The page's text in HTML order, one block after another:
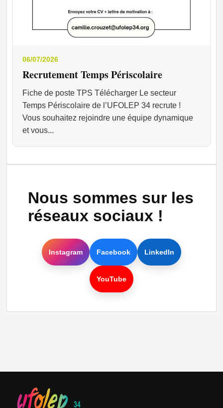
06/07/2026
Recrutement Temps Périscolaire
Fiche de poste TPS Télécharger Le secteur
Temps Périscolaire de l’UFOLEP 34 recrute !
Vous souhaitez rejoindre une équipe dynamique
et vous...
Nous sommes sur les
réseaux sociaux !
Instagram Facebook LinkedIn
YouTube